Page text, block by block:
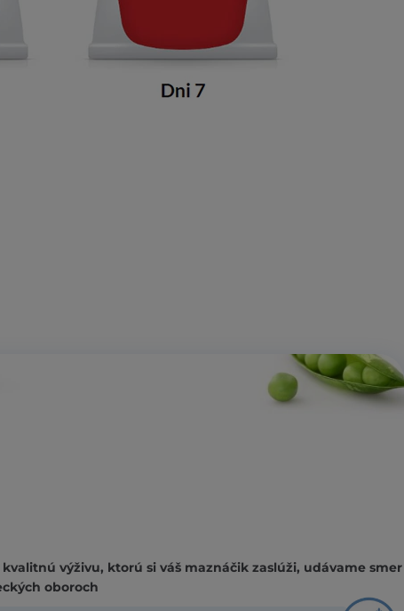
výživu, ktorú si váš maznáčik zaslúži, udávame smer
oboroch